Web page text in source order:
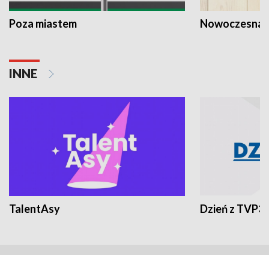
Poza miastem Nowoczesna
INNE
TalentAsy Dzień z TVP3